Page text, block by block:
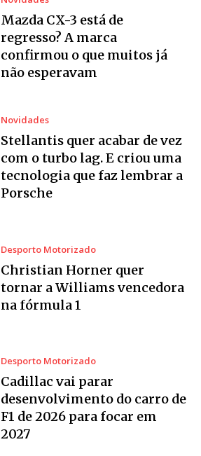
Mazda CX-3 está de
regresso? A marca
confirmou o que muitos já
não esperavam
Novidades
Stellantis quer acabar de vez
com o turbo lag. E criou uma
tecnologia que faz lembrar a
Porsche
Desporto Motorizado
Christian Horner quer
tornar a Williams vencedora
na fórmula 1
Desporto Motorizado
Cadillac vai parar
desenvolvimento do carro de
F1 de 2026 para focar em
2027